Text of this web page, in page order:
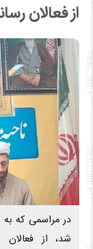
از فعالان
در مراسمی که
شد، از